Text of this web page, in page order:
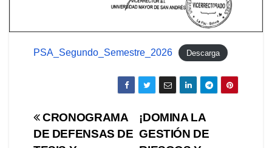
PSA_Segundo_Semestre_2026 Descarga
Navegación¡DOMINA LA
GESTIÓN DE
CRONOGRAMA
DE DEFENSAS DE